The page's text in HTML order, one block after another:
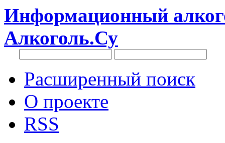
Информационный
Алкоголь.Су
Расширенный поиск
О проекте
RSS